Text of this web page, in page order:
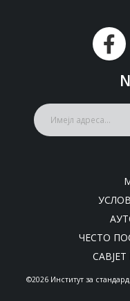
ЧЕСТО
©2026 Институт за